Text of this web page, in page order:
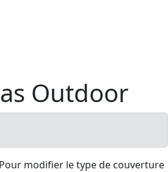
Outdoor
modifier le type de couverture